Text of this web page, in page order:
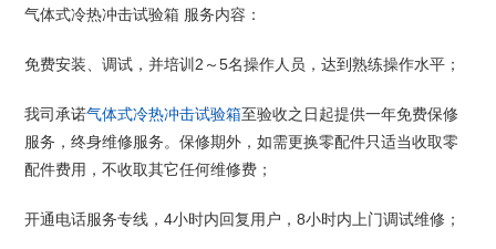
气体式冷热冲击试验箱 服务内容：
免费安装、调试，并培训2～5名操作人员，达到熟练操作水平；
我司承诺气体式冷热冲击试验箱至验收之日起提供一年免费保修
服务，终身维修服务。保修期外，如需更换零配件只适当收取零
配件费用，不收取其它任何维修费；
开通电话服务专线，4小时内回复用户，8小时内上门调试维修；